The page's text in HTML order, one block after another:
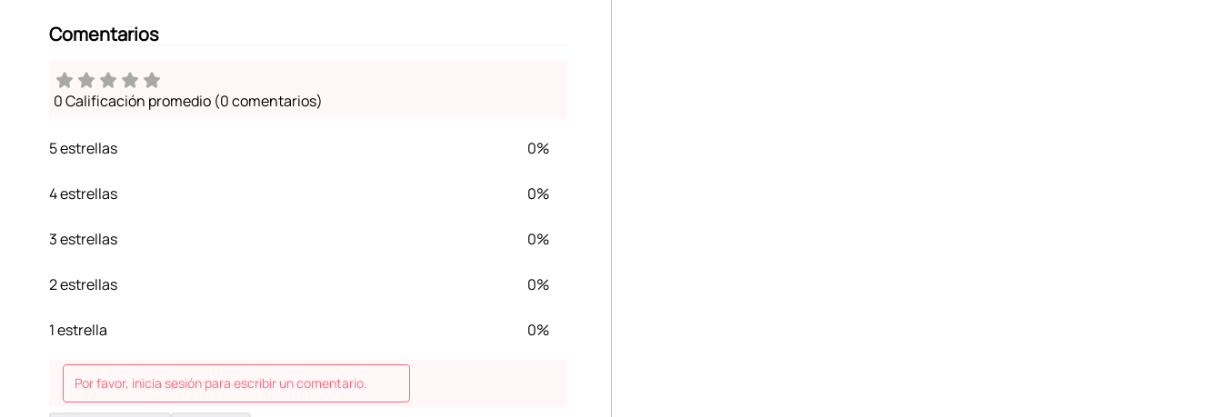
Comentarios
0 Calificación promedio (0 comentarios)
5 estrellas 0%
4 estrellas 0%
3 estrellas 0%
2 estrellas 0%
1 estrella 0%
Por favor, inicia sesión para escribir un comentario.